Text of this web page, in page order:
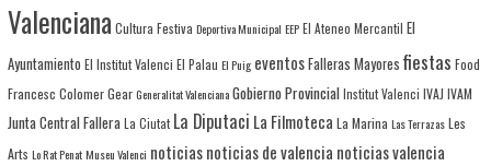
Valenciana Cultura Festiva Deportiva Municipal EEP El Ateneo Mercantil El
Ayuntamiento El Institut Valenci El Palau El Puig eventosFalleras Mayoresfiestas Food
Francesc ColomerGear Generalitat Valenciana Gobierno Provincial Institut Valenci IVAJ IVAM
Junta Central Fallera La Ciutat La Diputaci La Filmoteca La Marina Las Terrazas Les
Arts Lo Rat Penat Museu Valenci noticiasnoticias de valencia noticias valencia